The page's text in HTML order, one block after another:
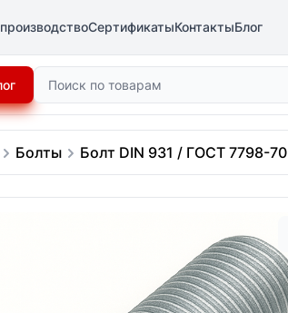
СертификатыКонтактыБлог
Поиск
Болты Болт DIN 931 / ГОСТ 7798-70